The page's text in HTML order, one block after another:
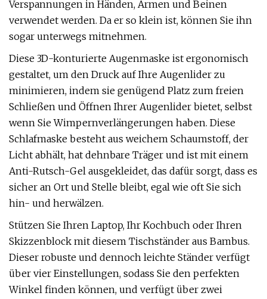
Verspannungen in Händen, Armen und Beinen
verwendet werden. Da er so klein ist, können Sie ihn
sogar unterwegs mitnehmen.
Diese 3D-konturierte Augenmaske ist ergonomisch
gestaltet, um den Druck auf Ihre Augenlider zu
minimieren, indem sie genügend Platz zum freien
Schließen und Öffnen Ihrer Augenlider bietet, selbst
wenn Sie Wimpernverlängerungen haben. Diese
Schlafmaske besteht aus weichem Schaumstoff, der
Licht abhält, hat dehnbare Träger und ist mit einem
Anti-Rutsch-Gel ausgekleidet, das dafür sorgt, dass es
sicher an Ort und Stelle bleibt, egal wie oft Sie sich
hin- und herwälzen.
Stützen Sie Ihren Laptop, Ihr Kochbuch oder Ihren
Skizzenblock mit diesem Tischständer aus Bambus.
Dieser robuste und dennoch leichte Ständer verfügt
über vier Einstellungen, sodass Sie den perfekten
Winkel finden können, und verfügt über zwei